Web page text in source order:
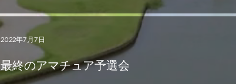
最終のアマチュア予選会
2022年7月7日